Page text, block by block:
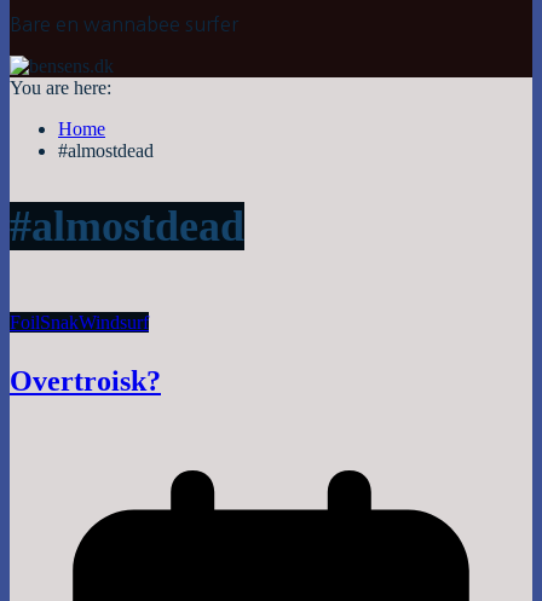
Bare en wannabee surfer
You are here:
Home
#almostdead
#almostdead
FoilSnakWindsurf
Overtroisk?